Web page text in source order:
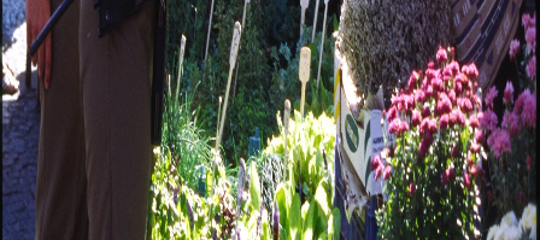
Berufsunfähigkeitsversicherungmit
Dienstunfähigkeitsklausel
Absicherung für den Fall, dass der Dienst aus
gesundheitlichen Gründen nicht mehr ausgeübt werden
kann – besonders wichtig in der Anwärter- und